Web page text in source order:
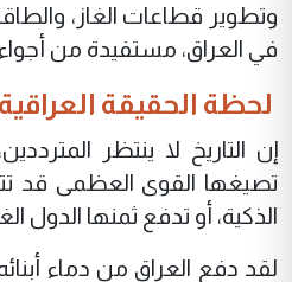
وتطوير قطاعات الغاز، والطاقة
في العراق، مستفيدة من أجواء
‏​ لحظة الحقيقة العراقية
‏​إن التاريخ لا ينتظر
تصيغها القوى العظمى قد
الذكية، أو تدفع ثمنها الدول
‏​لقد دفع العراق من دماء